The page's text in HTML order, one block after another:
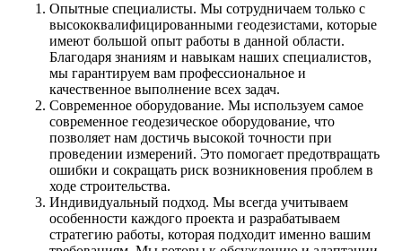
Опытные специалисты. Мы сотрудничаем только с
высококвалифицированными геодезистами, которые
имеют большой опыт работы в данной области.
Благодаря знаниям и навыкам наших специалистов,
мы гарантируем вам профессиональное и
качественное выполнение всех задач.
Современное оборудование. Мы используем самое
современное геодезическое оборудование, что
позволяет нам достичь высокой точности при
проведении измерений. Это помогает предотвращать
ошибки и сокращать риск возникновения проблем в
ходе строительства.
Индивидуальный подход. Мы всегда учитываем
особенности каждого проекта и разрабатываем
стратегию работы, которая подходит именно вашим